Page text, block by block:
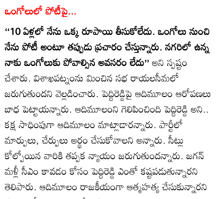
ఒంగోలులో పోటీపై...
‘‘10 ఏళ్లలో నేను ఒక్క రూపాయి తీసుకోలేదు. ఒంగోలు నుంచి
నేను పోటీ అంటూ తప్పుడు ప్రచారం చేస్తున్నారు. నగరిలో ఉన్న
నాకు ఒంగోలుకు పోవాల్సిన అవసరం లేదు’’అని స్పష్టం
చేశారు. విశాఖపట్నంను మించిన సభ రాయలసీమలో
జరుగుతుందని వెల్లడించారు. పెద్దిరెడ్డిపై ఆదిమూలం ఆరోపణలు
బాధ పెట్టాయన్నారు. ఆదిమూలంని గెలిపించింది పెద్దిరెడ్డి అని..
కక్ష సాధింపుగా ఆదిమూలం మాట్లాడారన్నారు. పార్టీలో
మార్పులు, చేర్పులు అర్థం చేసుకోవాలని అన్నారు. సీట్లు
కోల్పోయిన వారికి తప్పక న్యాయం జరుగుతుందన్నారు. జగన్
మళ్లీ సీఎం కావడం కోసం పెద్దిరెడ్డి ఎంతో కష్టపడుతున్నారని
తెలిపారు. ఆదిమూలం రాజకీయంగా ఆత్మహత్య చేసుకున్నారని